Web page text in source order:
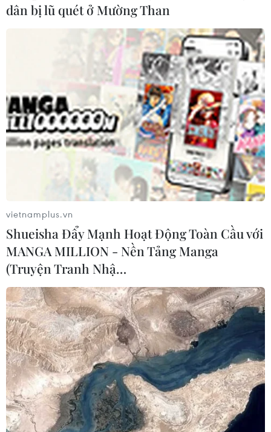
TIN CÙNG CHUYÊN MỤC
Tiêu chí mới phân loại doanh nghiệp
để thực hiện cơ cấu lại vốn nhà nước
06/08/2026 15:08
Meta tung công cụ AI lập trình tự
động cho nhà phát triển
06/08/2026 06:40
dân bị lũ quét ở Mường Than
vietnamplus.vn
Shueisha Đẩy Mạnh Hoạt Động Toàn Cầu với
MANGA MILLION - Nền Tảng Manga
(Truyện Tranh Nhậ…